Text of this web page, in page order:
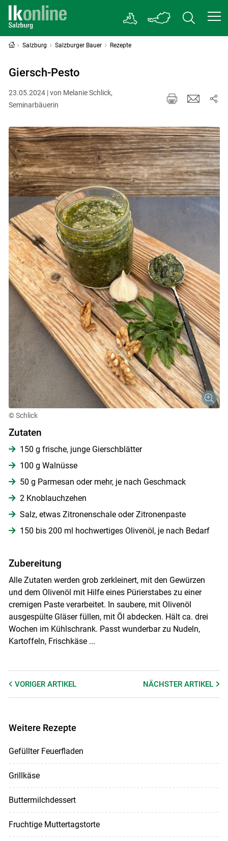
Skip to main content
Salzburg Salzburger Bauer Rezepte
Giersch-Pesto
23.05.2024 | von Melanie Schlick,
Seminarbäuerin
© Schlick
Zutaten
150 g frische, junge Gierschblätter
100 g Walnüsse
50 g Parmesan oder mehr, je nach Geschmack
2 Knoblauchzehen
Salz, etwas Zitronenschale oder Zitronenpaste
150 bis 200 ml hochwertiges Olivenöl, je nach Bedarf
Zubereitung
Alle Zutaten werden grob zerkleinert, mit den Gewürzen
und dem Olivenöl mit Hilfe eines Pürierstabes zu einer
cremigen Paste verarbeitet. In saubere, mit Olivenöl
ausgespülte Gläser füllen, mit Öl abdecken. Hält ca. drei
Wochen im Kühlschrank. Passt wunderbar zu Nudeln,
Kartoffeln, Frischkäse ...
VORIGER ARTIKEL NÄCHSTERARTIKEL
Weitere Rezepte
Gefüllter Feuerfladen
Grillkäse
Buttermilchdessert
Fruchtige Muttertagstorte